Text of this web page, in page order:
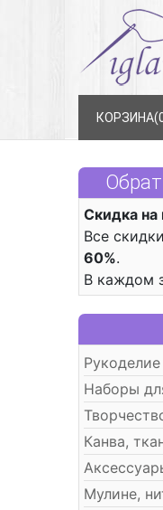
КОРЗИНА(
Скидка на
Все
60%.
В каждом
Наборы
Канва,
Мулине,